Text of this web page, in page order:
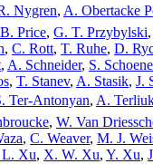
Nygren, A. Obertacke
Price, G. T. Przybylski,
, C. Rott, T. Ruhe, D.
, A. Schneider, S.
, T. Stanev, A. Stasik, J.
Ter-Antonyan, A.
, W. Van
, C. Weaver, M. J.
Xu, X. W. Xu, Y. Xu,